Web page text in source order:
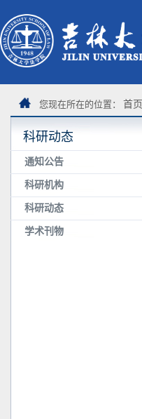
您现在所在的位置： 首页
科研动态
通知公告
科研机构
科研动态
学术刊物